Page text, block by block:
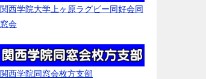
関西学院大学上ヶ原ラグビー同好会同
窓会
関西学院同窓会枚方支部